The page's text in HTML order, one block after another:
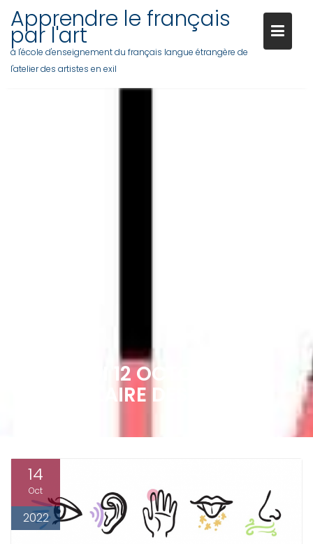
Apprendre le français
par l'art
à l'école d'enseignement du français langue étrangère de
l'atelier des artistes en exil
MERCREDI 12 OCTOBRE – LE
VOCABULAIRE DES 5 SENS
14
Oct
2022